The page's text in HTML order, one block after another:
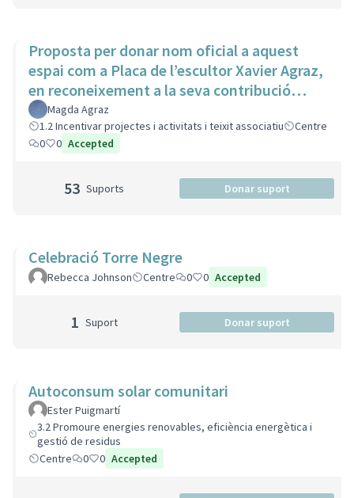
Proposta per donar nom oficial a aquest
espai com a Placa de l’escultor Xavier Agraz,
en reconeixement a la seva contribució
artística i cultural
Magda Agraz
1.2 Incentivar projectes i activitats i teixit associatiu
Centre
0
0 Accepted
53 Suports Donar suport
Celebració Torre Negre
Rebecca Johnson Centre 0 0 Accepted
1 Suport Donar suport
Autoconsum solar comunitari
Ester Puigmartí
3.2 Promoure energies renovables, eficiència energètica i
gestió de residus
Centre
0 0 Accepted